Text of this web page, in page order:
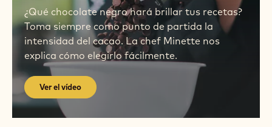
¿Qué chocolate negro hará brillar tus recetas?
Toma siempre como punto de partida la
intensidad del cacao. La chef Minette nos
explica cómo elegirlo fácilmente.
Ver el vídeo